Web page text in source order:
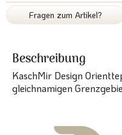
Fragen zum Artikel?
Beschreibung
KaschMir Design
gleichnamigen